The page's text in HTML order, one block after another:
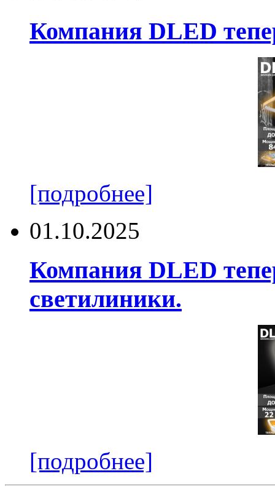
Компания DLED
[подробнее]
01.10.2025
Компания DLED
светилиники.
[подробнее]